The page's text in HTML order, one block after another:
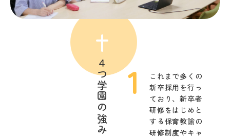
４つ学園の強み
これまで多くの
新卒採用を行っ
ており、新卒者
研修をはじめと
する保育教諭の
研修制度やキャ